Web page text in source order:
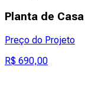
Planta de
Preço do Projeto
R$ 690,00